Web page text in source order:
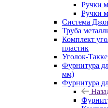
Ручки
Ручки
Система
Труба
Комплект
пластик
Уголок-
Фурнитура
мм)
Фурнитура